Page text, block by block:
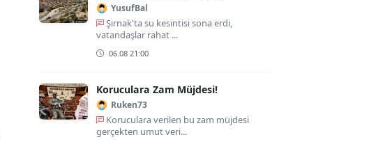
YusufBal
Şırnak'ta su kesintisi sona erdi,
vatandaşlar rahat ...
06.08 21:00
Koruculara Zam Müjdesi!
Ruken73
Koruculara verilen bu zam müjdesi
gerçekten umut veri...